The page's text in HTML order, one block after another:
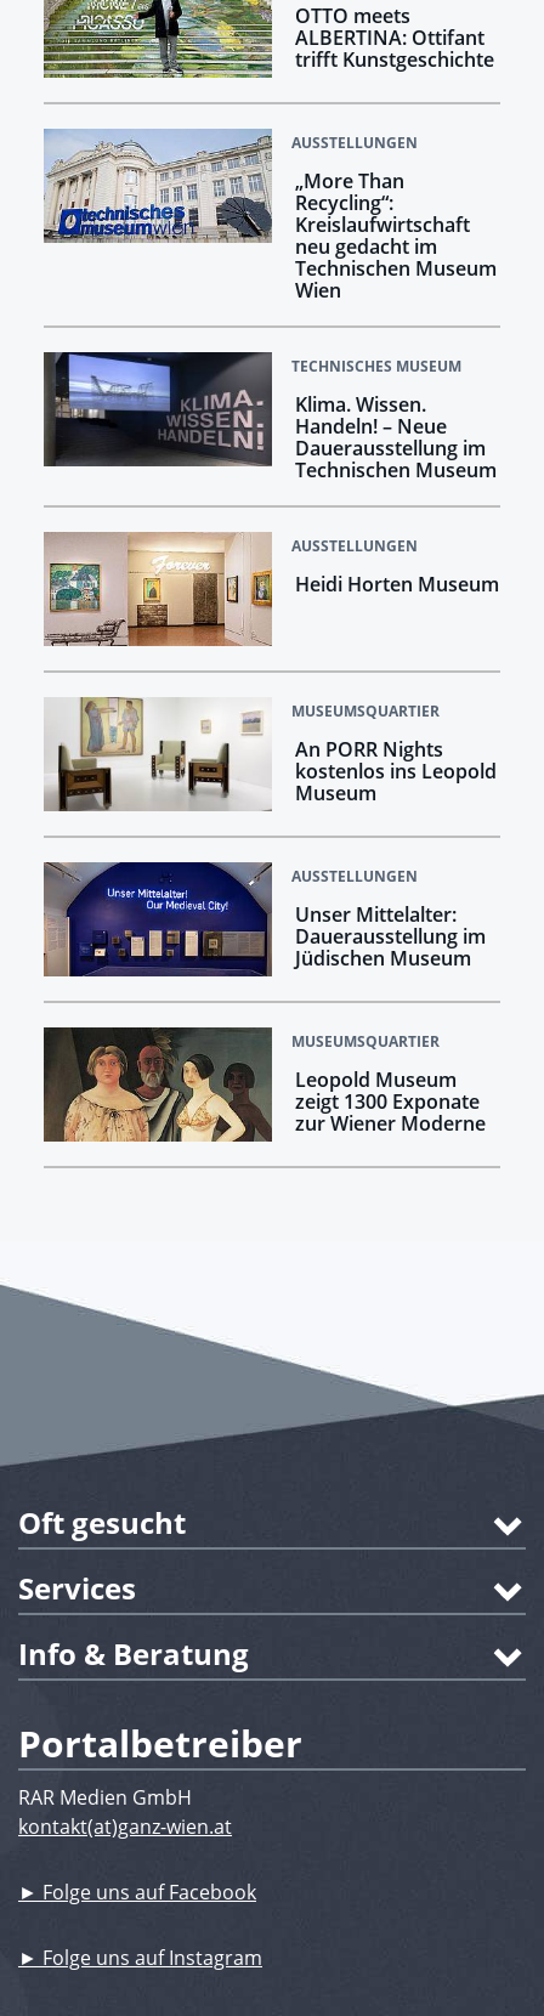
OTTO meets
ALBERTINA: Ottifant
trifft Kunstgeschichte
AUSSTELLUNGEN
„More Than
Recycling“:
Kreislaufwirtschaft
neu gedacht im
Technischen Museum
Wien
TECHNISCHES MUSEUM
Klima. Wissen.
Handeln! –​​​​​​​ Neue
Dauerausstellung im
Technischen Museum
AUSSTELLUNGEN
Heidi Horten Museum
MUSEUMSQUARTIER
An PORR Nights
kostenlos ins Leopold
Museum
AUSSTELLUNGEN
Unser Mittelalter:
Dauerausstellung im
Jüdischen Museum
MUSEUMSQUARTIER
Leopold Museum
zeigt 1300 Exponate
zur Wiener Moderne
Oft gesucht
Services
Info & Beratung
Portalbetreiber
RAR Medien GmbH
kontakt(at)ganz-wien.at
► Folge uns auf Facebook
► Folge uns auf Instagram